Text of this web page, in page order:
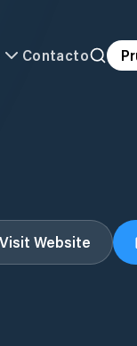
Contacto
Visit Website